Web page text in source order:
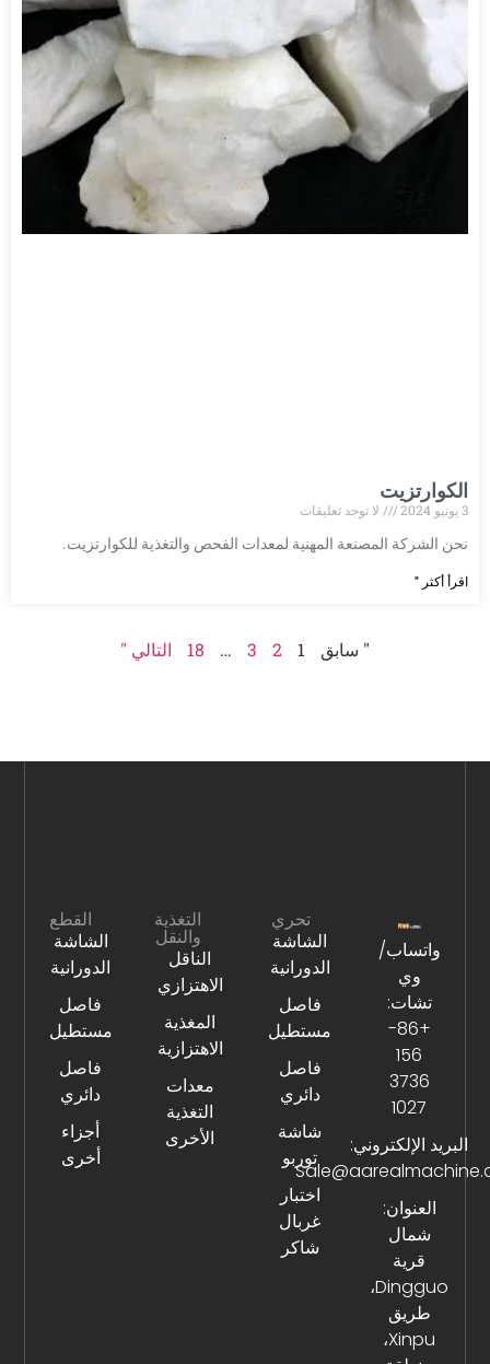
الكوارتزيت
3 يونيو 2024
لا توجد تعليقات
نحن الشركة المصنعة المهنية لمعدات الفحص والتغذية للكوارتزيت.
اقرأ أكثر "
" سابق 1
2
3
…
18 التالي "
واتساب/
وي
تشات:
+86-
156
3736
1027
البريد الإلكتروني:
العنوان:
شمال
قرية
Dingguo،
طريق
Xinpu،
تحري
الشاشة
الدورانية
فاصل
مستطيل
فاصل
دائري
شاشة
توربو
اختبار
غربال
شاكر
التغذية
والنقل
الناقل
الاهتزازي
المغذية
الاهتزازية
معدات
التغذية
الأخرى
القطع
الشاشة
الدورانية
فاصل
مستطيل
فاصل
دائري
أجزاء
أخرى